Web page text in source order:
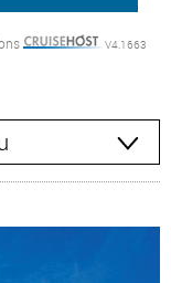
V4.1663